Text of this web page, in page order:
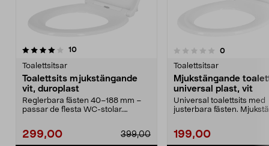
10recensioner
Toalettsitsar
Toalettsits mjukstängande
vit, duroplast
Reglerbara fästen 40–188 mm –
passar de flesta WC-stolar.
299,00 399,00
0.0 av 5 stjärnor 0recensioner
Toalettsitsar
Mjukstängande
universal plast, vit
Universal toalettsits med
justerbara fästen.
199,00
4.5 av 5 stjärnor